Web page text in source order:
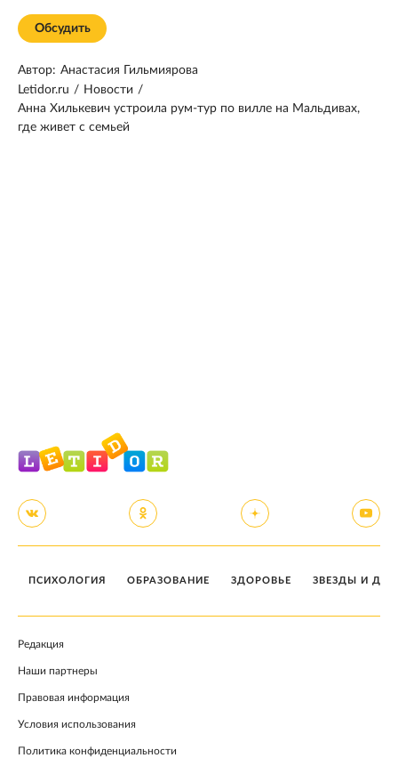
Обсудить
Автор: Анастасия Гильмиярова
Letidor.ru / Новости /
Анна Хилькевич устроила рум-тур по вилле на Мальдивах,
где живет с семьей
ПСИХОЛОГИЯ ОБРАЗОВАНИЕ ЗДОРОВЬЕ ЗВЕЗДЫ И
Редакция
Наши партнеры
Правовая информация
Условия использования
Политика конфиденциальности